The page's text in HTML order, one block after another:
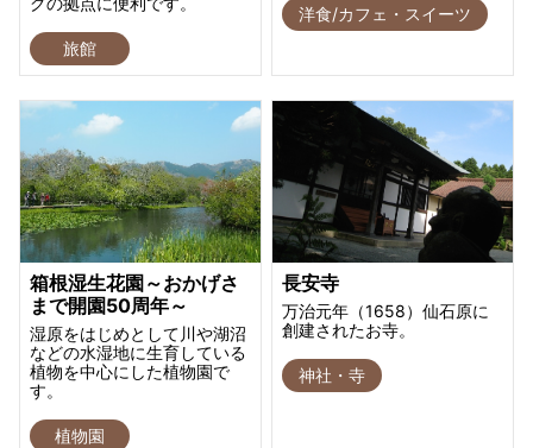
旅館
洋食/カフェ・スイーツ
箱根湿生花園～おかげさ
まで開園50周年～
湿原をはじめとして川や湖沼
などの水湿地に生育している
植物を中心にした植物園で
す。
植物園
長安寺
万治元年（1658）仙石原に
創建されたお寺。
神社・寺